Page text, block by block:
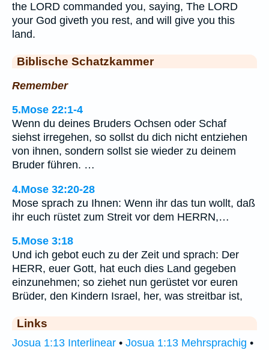
the LORD commanded you, saying, The LORD
your God giveth you rest, and will give you this
land.
Biblische Schatzkammer
Remember
5.Mose 22:1-4
Wenn du deines Bruders Ochsen oder Schaf
siehst irregehen, so sollst du dich nicht entziehen
von ihnen, sondern sollst sie wieder zu deinem
Bruder führen. …
4.Mose 32:20-28
Mose sprach zu Ihnen: Wenn ihr das tun wollt, daß
ihr euch rüstet zum Streit vor dem HERRN,…
5.Mose 3:18
Und ich gebot euch zu der Zeit und sprach: Der
HERR, euer Gott, hat euch dies Land gegeben
einzunehmen; so ziehet nun gerüstet vor euren
Brüder, den Kindern Israel, her, was streitbar ist,
Links
Josua 1:13 Interlinear • Josua 1:13 Mehrsprachig •